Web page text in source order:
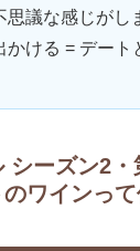
思議な感じがし
ける = デート
ーズン2・
ワインっ